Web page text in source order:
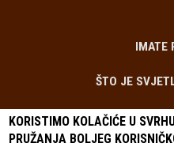
IMATE
ŠTO JE
KORISTIMO KOLAČIĆE U
PRUŽANJA BOLJEG